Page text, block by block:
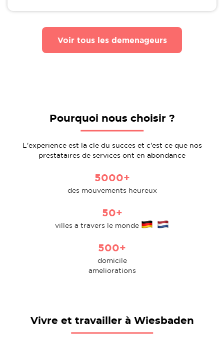
Voir tous les demenageurs
Pourquoi nous choisir ?
L'experience est la cle du succes et c'est ce que nos
prestataires de services ont en abondance
5000+
des mouvements heureux
50+
villes a travers le monde
500+
domicile
ameliorations
Vivre et travailler à Wiesbaden